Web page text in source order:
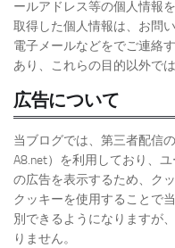
ールアドレス等の個人情報
取得した個人情報は、お問
電子メールなどをでご連絡
あり、これらの目的以外で
広告について
当ブログでは、第三者配信
A8.net）を利用しており、
の広告を表示するため、ク
クッキーを使用することで
別できるようになりますが
りません。